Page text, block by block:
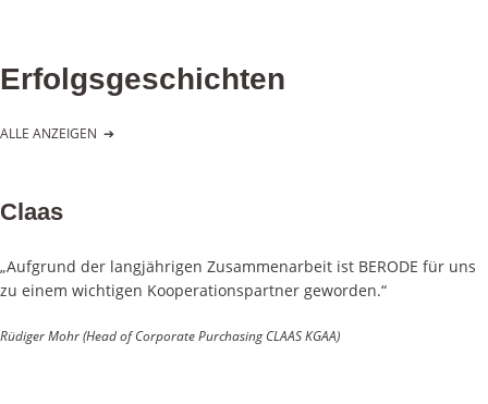
Erfolgsgeschichten
ALLE ANZEIGEN ➔
Claas
„Aufgrund der langjährigen Zusammenarbeit ist BERODE für uns
zu einem wichtigen Kooperationspartner geworden.“
Rüdiger Mohr (Head of Corporate Purchasing CLAAS KGAA)